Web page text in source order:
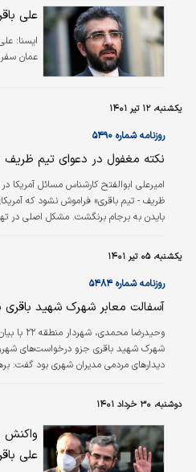
علی
ایسنا:
عمان
یکشنبه، ۱۲ تیر ۱۴۰۱
روزنامه شماره ۵۴۹۰
نکته مغفول در دعوای تیم ظریف
امیرعلی ابوالفتح کارشناس مسائل آمریکا
ظریف - تیم باقری» فراموش نشود که
بایدن به برجام برنگشت. مشکل اصلی در
یکشنبه، ۰۵ تیر ۱۴۰۱
روزنامه شماره ۵۴۸۴
آسفالت معابر شهرک شهید
وحیدرضا
دیدارهای مردمی مدیران شهری بود گفت:
تراش و روکش معابر شهرک شهید باقری و
به عنوان یکی از اصلی‌ترین معابر شهرک
عملیات تراش آسفالت، عملیات مکانیزه
دوشنبه، ۳۰ خرداد ۱۴۰۱
واکنش
علی